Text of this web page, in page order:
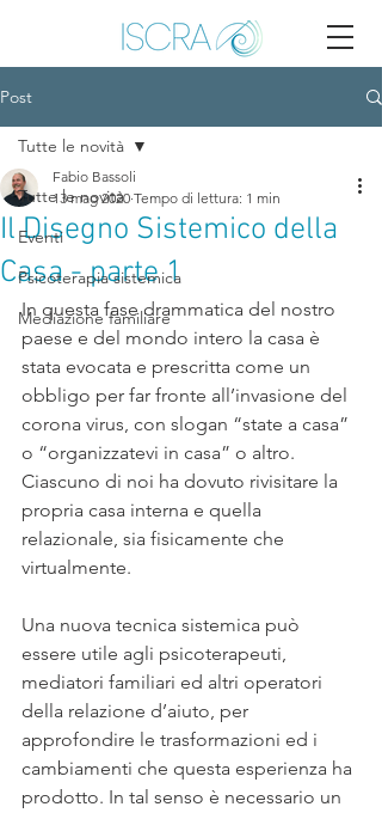
Post
Tutte le novità
Eventi
Psicoterapia sistemica
Mediazione familiare
Tutte le novità
Il Disegno Sistemico della
Casa - parte 1
Fabio Bassoli
13 mag 2020 Tempo di lettura: 1 min
In questa fase drammatica del nostro
paese e del mondo intero la casa è
stata evocata e prescritta come un
obbligo per far fronte all’invasione del
corona virus, con slogan “state a casa”
o “organizzatevi in casa” o altro.
Ciascuno di noi ha dovuto rivisitare la
propria casa interna e quella
relazionale, sia fisicamente che
virtualmente.
Una nuova tecnica sistemica può
essere utile agli psicoterapeuti,
mediatori familiari ed altri operatori
della relazione d’aiuto, per
approfondire le trasformazioni ed i
cambiamenti che questa esperienza ha
prodotto. In tal senso è necessario un